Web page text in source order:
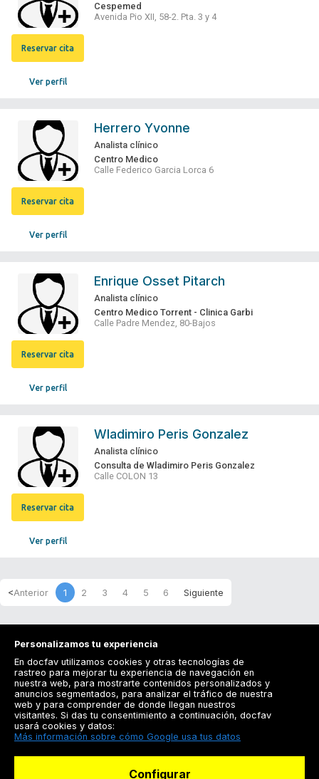
Ver perfil
Reservar cita
Cespemed
Avenida Pio XII, 58-2. Pta. 3 y 4
Ver perfil
Reservar cita
Herrero Yvonne
Analista clínico
Centro Medico
Calle Federico Garcia Lorca 6
Ver perfil
Reservar cita
Enrique Osset Pitarch
Analista clínico
Centro Medico Torrent - Clinica Garbi
Calle Padre Mendez, 80-Bajos
Ver perfil
Reservar cita
Wladimiro Peris Gonzalez
Analista clínico
Consulta de Wladimiro Peris Gonzalez
Calle COLON 13
1 2 3 4 5 6
Registrarse
Docfav
Personalizamos tu experiencia
En docfav utilizamos cookies y otras tecnologías de
rastreo para mejorar tu experiencia de navegación en
nuestra web, para mostrarte contenidos personalizados y
anuncios segmentados, para analizar el tráfico de nuestra
web y para comprender de donde llegan nuestros
visitantes. Si das tu consentimiento a continuación, docfav
usará cookies y datos:
Más información sobre cómo Google usa tus datos
Configurar